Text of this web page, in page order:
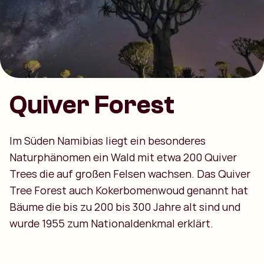
Quiver Forest
Im Süden Namibias liegt ein besonderes
Naturphänomen ein Wald mit etwa 200 Quiver
Trees die auf großen Felsen wachsen. Das Quiver
Tree Forest auch Kokerbomenwoud genannt hat
Bäume die bis zu 200 bis 300 Jahre alt sind und
wurde 1955 zum Nationaldenkmal erklärt.